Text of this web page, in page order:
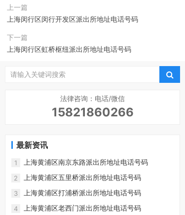
上一篇
上海闵行区闵行开发区派出所地址电话号码
下一篇
上海闵行区虹桥枢纽派出所地址电话号码
法律咨询：电话/微信
15821860266
最新资讯
1 上海黄浦区南京东路派出所地址电话号码
2 上海黄浦区五里桥派出所地址电话号码
3 上海黄浦区打浦桥派出所地址电话号码
4 上海黄浦区老西门派出所地址电话号码